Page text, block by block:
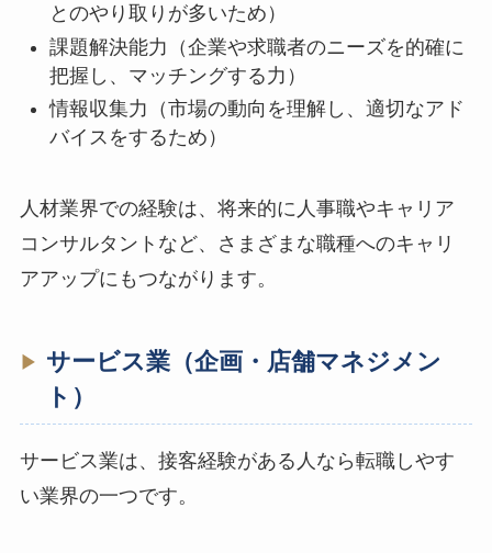
とのやり取りが多いため）
課題解決能力（企業や求職者のニーズを的確に
把握し、マッチングする力）
情報収集力（市場の動向を理解し、適切なアド
バイスをするため）
人材業界での経験は、将来的に人事職やキャリア
コンサルタントなど、さまざまな職種へのキャリ
アアップにもつながります。
サービス業（企画・店舗マネジメン
ト）
サービス業は、接客経験がある人なら転職しやす
い業界の一つです。